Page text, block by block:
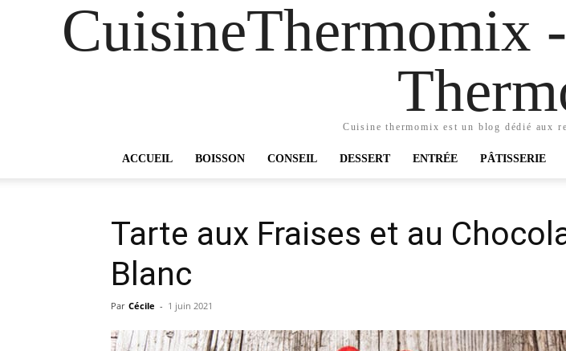
CuisineThermomix
Cuisine thermomix est un blog dédié aux
ACCUEIL BOISSON CONSEIL DESSERT ENTRÉE PÂTISSERIE
Tarte aux Fraises et au
Blanc
Par Cécile - 1 juin 2021